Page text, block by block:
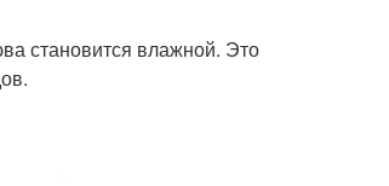
становится влажной. Это